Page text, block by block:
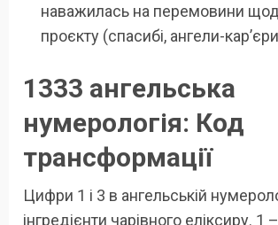
наважилась на перемовини
проєкту (спасибі, ангели-
1333 ангельська
нумерологія: Код
трансформації
Цифри 1 і 3 в ангельській
інгредієнти чарівного еліксиру. 1